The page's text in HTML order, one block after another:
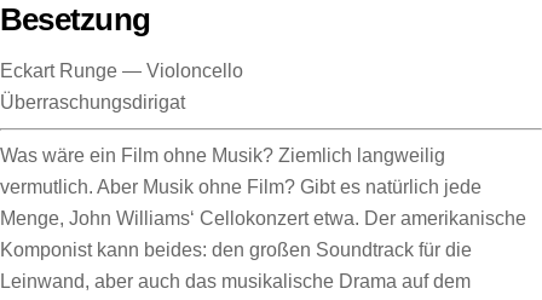
Besetzung
Eckart Runge — Violoncello
Überraschungsdirigat
Was wäre ein Film ohne Musik? Ziemlich langweilig
vermutlich. Aber Musik ohne Film? Gibt es natürlich jede
Menge, John Williams‘ Cellokonzert etwa. Der amerikanische
Komponist kann beides: den großen Soundtrack für die
Leinwand, aber auch das musikalische Drama auf dem